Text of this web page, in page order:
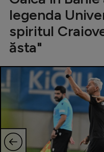
Liga 2
Cupa
Echipa
U21
Fotbal
legenda
spiritul
ăsta"